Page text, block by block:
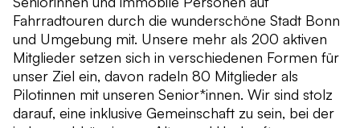
Fahrradtouren durch die wunderschöne Stadt Bonn
und Umgebung mit. Unsere mehr als 200 aktiven
Mitglieder setzen sich in verschiedenen Formen für
unser Ziel ein, davon radeln 80 Mitglieder als
Pilotinnen mit unseren Senior*innen. Wir sind stolz
darauf, eine inklusive Gemeinschaft zu sein, bei der